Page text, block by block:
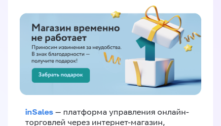
inSales — платформа управления онлайн-
торговлей через интернет-магазин,